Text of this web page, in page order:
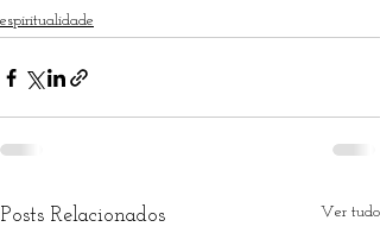
espiritualidade
Posts Relacionados Ver tudo